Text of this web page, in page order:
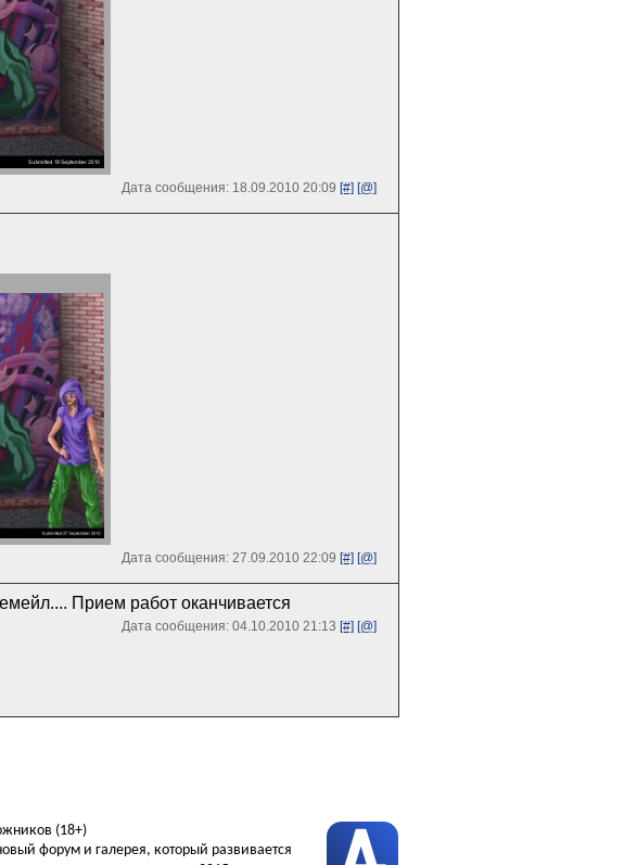
Дата сообщения: 18.09.2010 20:09 [#] [@]
Дата сообщения: 27.09.2010 22:09 [#] [@]
Прием работ оканчивается
Дата сообщения: 04.10.2010 21:13 [#] [@]
(18+)
форум и галерея, который развивается